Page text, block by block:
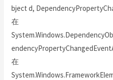
bject d,
在
在